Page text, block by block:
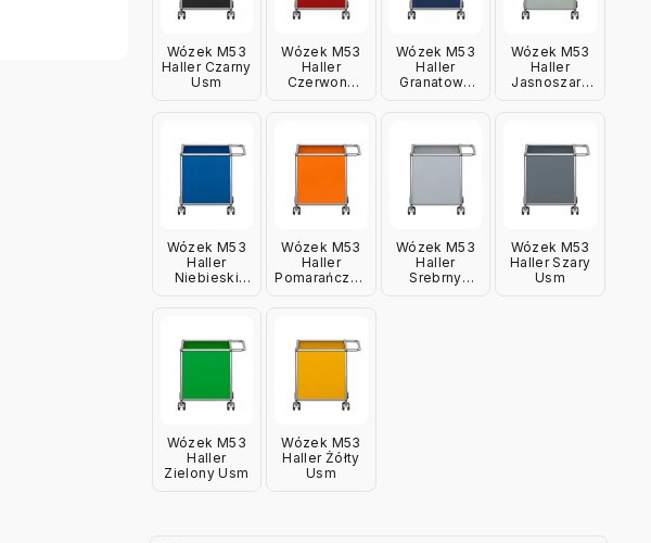
Wózek M53
Haller Czarny
Usm
Wózek M53
Haller
Czerwony
Wózek M53
Haller
Granatowy
Wózek M53
Haller
Jasnoszary
Wózek M53
Haller
Niebieski
Wózek M53
Haller
Pomarańczowy
Wózek M53
Haller
Srebrny
Wózek M53
Haller Szary
Usm
Wózek M53
Haller
Zielony Usm
Wózek M53
Haller Żółty
Usm